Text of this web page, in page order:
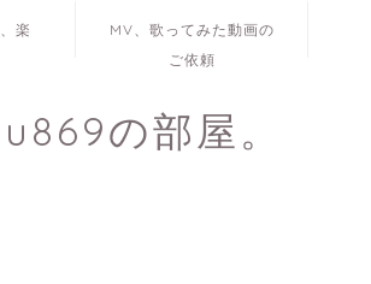
楽
MV、歌ってみた動画の
ご依頼
の部屋。